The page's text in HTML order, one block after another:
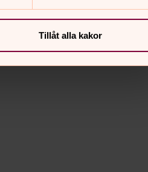
Tillåt alla kakor